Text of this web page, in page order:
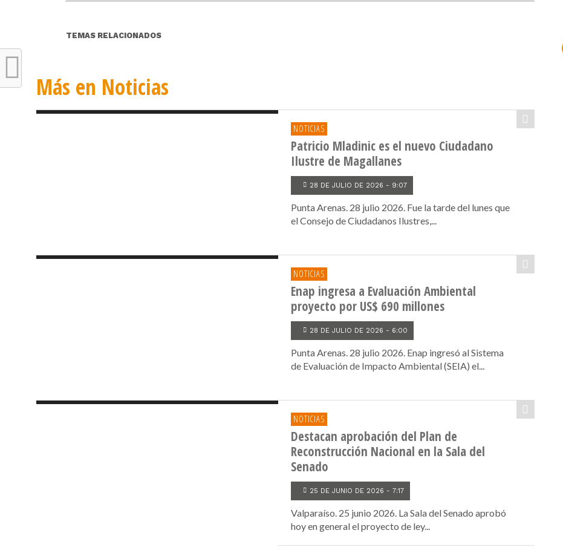
TEMAS RELACIONADOS
Más en Noticias
NOTICIAS
Patricio Mladinic es el nuevo Ciudadano
Ilustre de Magallanes
28 DE JULIO DE 2026 - 9:07
Punta Arenas. 28 julio 2026. Fue la tarde del lunes que
el Consejo de Ciudadanos Ilustres,...
NOTICIAS
Enap ingresa a Evaluación Ambiental
proyecto por US$ 690 millones
28 DE JULIO DE 2026 - 6:00
Punta Arenas. 28 julio 2026. Enap ingresó al Sistema
de Evaluación de Impacto Ambiental (SEIA) el...
NOTICIAS
Destacan aprobación del Plan de
Reconstrucción Nacional en la Sala del
Senado
25 DE JUNIO DE 2026 - 7:17
Valparaíso. 25 junio 2026. La Sala del Senado aprobó
hoy en general el proyecto de ley...